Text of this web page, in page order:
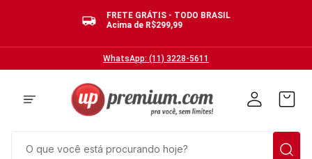
FRETE GRÁTIS - TODO BRASIL
Acima de R$299,99
WhatsApp: (11) 3228-5611